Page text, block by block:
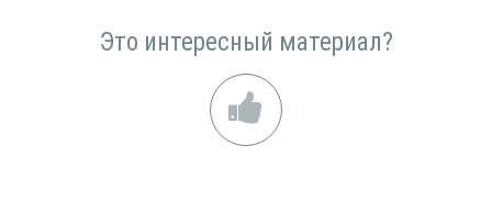
Это интересный материал?